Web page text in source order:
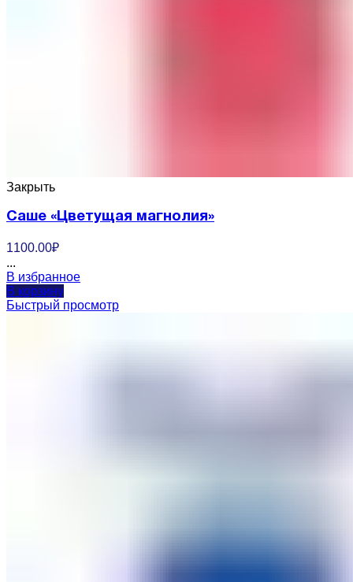
Закрыть
Саше «Цветущая магнолия»
1100.00₽
...
В избранное
В корзину
Быстрый просмотр